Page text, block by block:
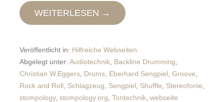
WEITERLESEN →
Veröffentlicht in: Hilfreiche Webseiten
Abgelegt unter: Audiotechnik Backline Drumming
Christian W.Eggers Drums Eberhard Sengpiel Groove
Rock and Roll
Schlagzeug Sengpiel Shuffle Stereofonie
stompology, stompology.org Tontechnik webseite